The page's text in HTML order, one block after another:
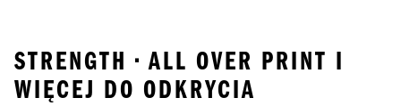
STRENGTH • ALL OVER PRINT I
WIĘCEJ DO ODKRYCIA